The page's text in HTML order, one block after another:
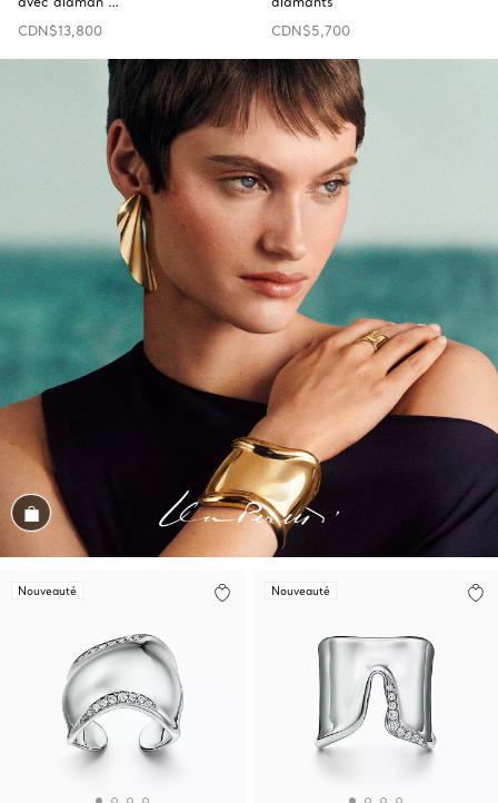
CDN$13,800
CDN$5,700
Magasiner cet assortiment
Nouveauté Nouveauté